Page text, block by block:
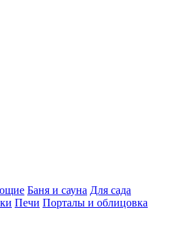
Баня и сауна Для сада
Печи Порталы и облицовка